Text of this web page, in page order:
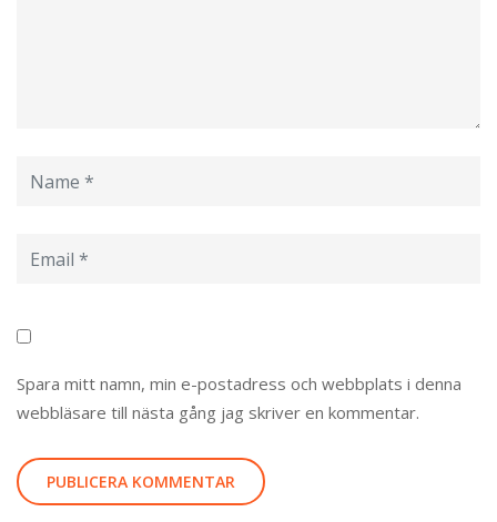
Spara mitt namn, min e-postadress och webbplats i denna
webbläsare till nästa gång jag skriver en kommentar.